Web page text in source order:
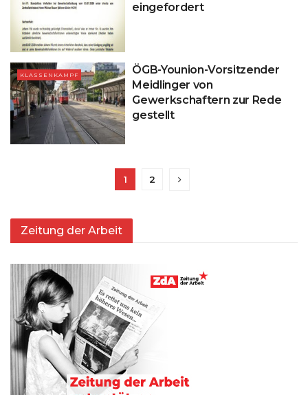
eingefordert
KLASSENKAMPF
ÖGB-Younion-Vorsitzender
Meidlinger von
Gewerkschaftern zur Rede
gestellt
1 2
Zeitung der Arbeit